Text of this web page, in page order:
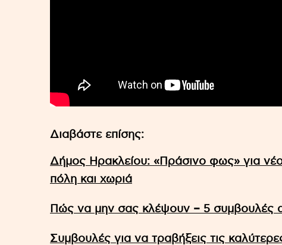
Διαβάστε επίσης:
Δήμος Ηρακλείου: «Πράσινο φως» για νέο
πόλη και χωριά
Πώς να μην σας κλέψουν – 5 συμβουλές
Συμβουλές για να τραβήξεις τις